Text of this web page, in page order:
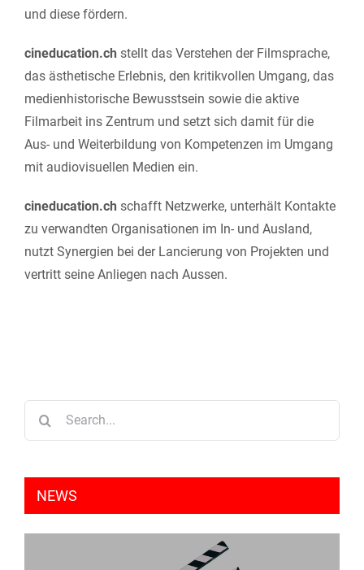
und diese fördern.
cineducation.ch stellt das Verstehen der Filmsprache,
das ästhetische Erlebnis, den kritikvollen Umgang, das
medienhistorische Bewusstsein sowie die aktive
Filmarbeit ins Zentrum und setzt sich damit für die
Aus- und Weiterbildung von Kompetenzen im Umgang
mit audiovisuellen Medien ein.
cineducation.ch schafft Netzwerke, unterhält Kontakte
zu verwandten Organisationen im In- und Ausland,
nutzt Synergien bei der Lancierung von Projekten und
vertritt seine Anliegen nach Aussen.
NEWS